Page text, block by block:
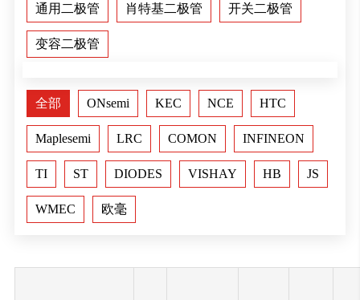
通用二极管 肖特基二极管 开关二极管
变容二极管
全部 ONsemi KEC NCE HTC
Maplesemi LRC COMON INFINEON
TI ST DIODES VISHAY HB JS
WMEC 欧毫